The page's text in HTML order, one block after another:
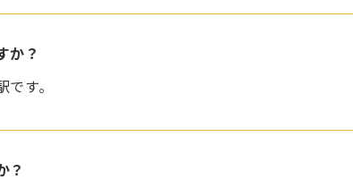
か？
す。
？